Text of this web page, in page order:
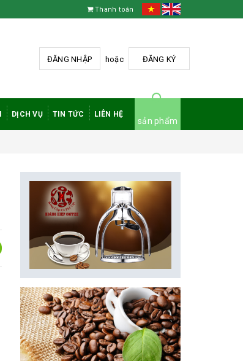
Thanh toán
ĐĂNG NHẬP hoặc ĐĂNG KÝ
DỊCH VỤ TIN TỨC LIÊN HỆ
sản phẩm